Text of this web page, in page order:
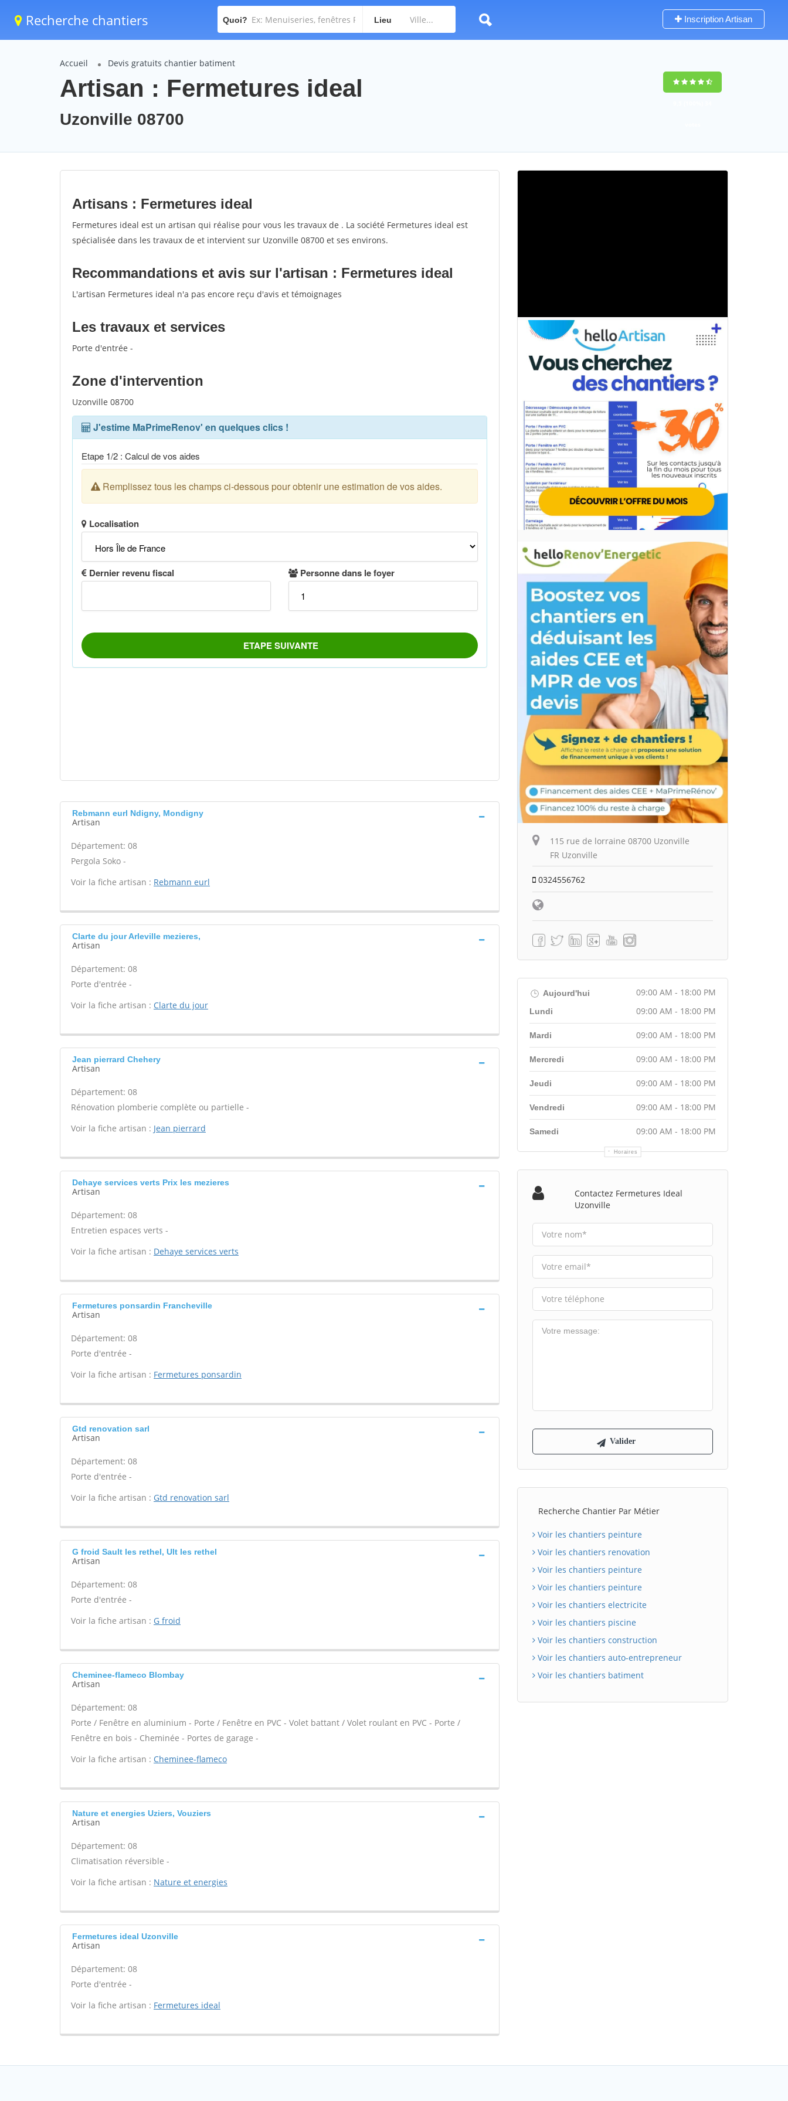
Recherche chantiers Quoi? Lieu Inscription Artisan
Accueil Devis gratuits chantier batiment
Artisan : Fermetures ideal
Uzonville 08700
Artisans : Fermetures ideal
Fermetures ideal est un artisan qui réalise pour vous les travaux de . La société Fermetures ideal est
spécialisée dans les travaux de et intervient sur Uzonville 08700 et ses environs.
Recommandations et avis sur l'artisan : Fermetures ideal
L'artisan Fermetures ideal n'a pas encore reçu d'avis et témoignages
Les travaux et services
Porte d'entrée -
Zone d'intervention
Uzonville 08700
Rebmann eurl Ndigny, Mondigny
Artisan
Département: 08
Pergola Soko -
Voir la fiche artisan : Rebmann eurl
Clarte du jour Arleville mezieres,
Artisan
Département: 08
Porte d'entrée -
Voir la fiche artisan : Clarte du jour
Jean pierrard Chehery
Artisan
Département: 08
Rénovation plomberie complète ou partielle -
Voir la fiche artisan : Jean pierrard
Dehaye services verts Prix les mezieres
Artisan
Département: 08
Entretien espaces verts -
Voir la fiche artisan : Dehaye services verts
Fermetures ponsardin Francheville
Artisan
Département: 08
Porte d'entrée -
Voir la fiche artisan : Fermetures ponsardin
Gtd renovation sarl
Artisan
Département: 08
Porte d'entrée -
Voir la fiche artisan : Gtd renovation sarl
G froid Sault les rethel, Ult les rethel
Artisan
Département: 08
Porte d'entrée -
Voir la fiche artisan : G froid
Cheminee-flameco Blombay
Artisan
Département: 08
Porte / Fenêtre en aluminium - Porte / Fenêtre en PVC - Volet battant / Volet roulant en PVC - Porte /
Fenêtre en bois - Cheminée - Portes de garage -
Voir la fiche artisan : Cheminee-flameco
Nature et energies Uziers, Vouziers
Artisan
Département: 08
Climatisation réversible -
Voir la fiche artisan : Nature et energies
Fermetures ideal Uzonville
Artisan
Département: 08
Porte d'entrée -
Voir la fiche artisan : Fermetures ideal
115 rue de lorraine 08700 Uzonville
FR Uzonville
0324556762
Aujourd'hui 09:00 AM - 18:00 PM
Horaires
Lundi 09:00 AM - 18:00 PM
Mardi 09:00 AM - 18:00 PM
Mercredi 09:00 AM - 18:00 PM
Jeudi 09:00 AM - 18:00 PM
Vendredi 09:00 AM - 18:00 PM
Samedi 09:00 AM - 18:00 PM
Contactez Fermetures Ideal
Uzonville
Recherche Chantier Par Métier
Voir les chantiers peinture
Voir les chantiers renovation
Voir les chantiers peinture
Voir les chantiers peinture
Voir les chantiers electricite
Voir les chantiers piscine
Voir les chantiers construction
Voir les chantiers auto-entrepreneur
Voir les chantiers batiment